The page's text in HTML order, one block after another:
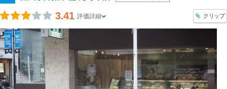
3.41 評価詳細 クリップ